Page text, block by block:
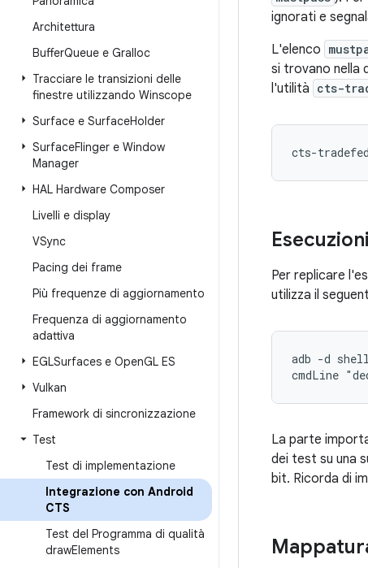
Architettura
BufferQueue e Gralloc
Tracciare le transizioni delle
finestre utilizzando Winscope
Surface e SurfaceHolder
SurfaceFlinger e Window
Manager
HAL Hardware Composer
Livelli e display
VSync
Pacing dei frame
Più frequenze di aggiornamento
Frequenza di aggiornamento
adattiva
EGLSurfaces e OpenGL ES
Vulkan
Framework di sincronizzazione
Test
Test di implementazione
Integrazione con Android
CTS
Test del Programma di qualità
drawElements
ignorati e
L'elenco
si trovano nella
l'utilità cts-
Per replicare
utilizza il
adb -d
La parte
dei test su una
bit. Ricorda di